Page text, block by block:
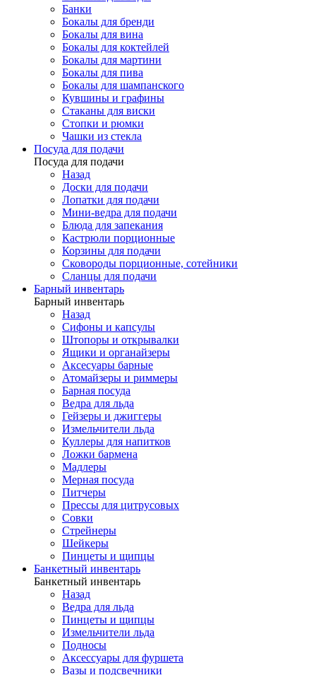
Банки
Бокалы для бренди
Бокалы для вина
Бокалы для коктейлей
Бокалы для мартини
Бокалы для пива
Бокалы для шампанского
Кувшины и графины
Стаканы для виски
Стопки и рюмки
Чашки из стекла
Посуда для подачи
Посуда для подачи
Назад
Доски для подачи
Лопатки для подачи
Мини-ведра для подачи
Блюда для запекания
Кастрюли порционные
Корзины для подачи
Сковороды порционные, сотейники
Сланцы для подачи
Барный инвентарь
Барный инвентарь
Назад
Сифоны и капсулы
Штопоры и открывалки
Ящики и органайзеры
Аксесуары барные
Атомайзеры и риммеры
Барная посуда
Ведра для льда
Гейзеры и джиггеры
Измельчители льда
Куллеры для напитков
Ложки бармена
Мадлеры
Мерная посуда
Питчеры
Прессы для цитрусовых
Совки
Стрейнеры
Шейкеры
Пинцеты и щипцы
Банкетный инвентарь
Банкетный инвентарь
Назад
Ведра для льда
Пинцеты и щипцы
Измельчители льда
Подносы
Аксессуары для фуршета
Вазы и подсвечники